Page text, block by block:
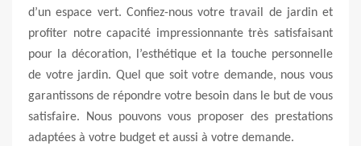
d’un espace vert. Confiez-nous votre travail de jardin et
profiter notre capacité impressionnante très satisfaisant
pour la décoration, l’esthétique et la touche personnelle
de votre jardin. Quel que soit votre demande, nous vous
garantissons de répondre votre besoin dans le but de vous
satisfaire. Nous pouvons vous proposer des prestations
adaptées à votre budget et aussi à votre demande.